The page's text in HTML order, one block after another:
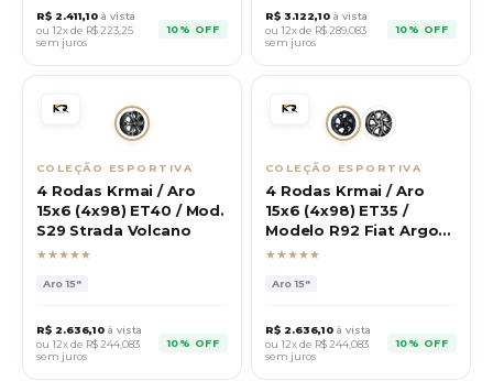
R$ 2.411,10 à vista
ou 12x de R$223,25
sem juros
10% OFF
R$ 3.122,10 à vista
ou 12x de R$289,083
sem juros
10% OFF
COLEÇÃO ESPORTIVA
4 Rodas Krmai / Aro
15x6 (4x98) ET40 / Mod.
S29 Strada Volcano
★★★★★
Aro15"
R$ 2.636,10 à vista
ou 12x de R$ 244,083
sem juros
10% OFF
COLEÇÃO ESPORTIVA
4 Rodas Krmai / Aro
15x6 (4x98) ET35 /
Modelo R92 Fiat Argo
HGT
★★★★★
Aro15"
R$ 2.636,10 à vista
ou 12x de R$ 244,083
sem juros
10% OFF